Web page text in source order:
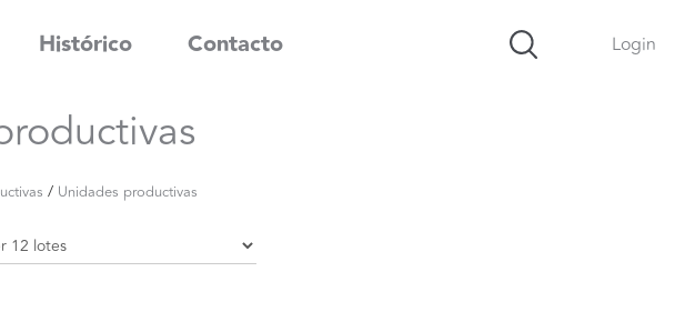
Histórico Contacto Login
/ Unidades productivas